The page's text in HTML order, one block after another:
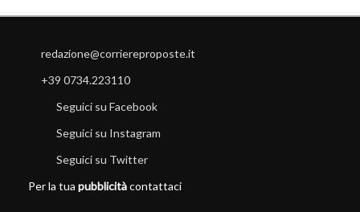
redazione@corriereproposte.it
+39 0734.223110
Seguici su Facebook
Seguici su Instagram
Seguici su Twitter
Per la tua pubblicitàcontattaci